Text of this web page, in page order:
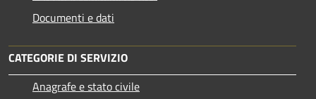
Documenti e dati
CATEGORIE DI SERVIZIO
Anagrafe e stato civile